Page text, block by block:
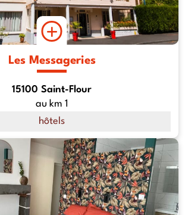
Les Messageries
15100 Saint-Flour
au km 1
hôtels